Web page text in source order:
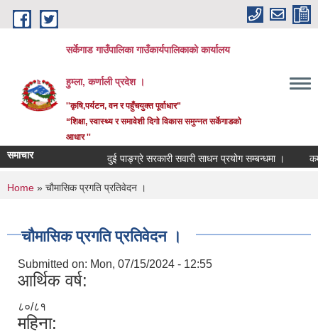
Skip to main content
सर्केगाड गाउँपालिका गाउँकार्यपालिकाको कार्यालय
हुम्ला, कर्णाली प्रदेश ।
''कृषि,पर्यटन, वन र पहुँचयुक्त पूर्वाधार”
“शिक्षा, स्वास्थ्य र समावेशी दिगो विकास समुन्नत सर्केगाडको
आधार ''
समाचार दुई पाङ्ग्रे सरकारी सवारी साधन प्रयोग सम्बन्धमा ।
You are here
Home » चाैमासिक प्रगति प्रतिवेदन ।
चाैमासिक प्रगति प्रतिवेदन ।
Submitted on: Mon, 07/15/2024 - 12:55
आर्थिक वर्ष:
८०/८१
महिना: